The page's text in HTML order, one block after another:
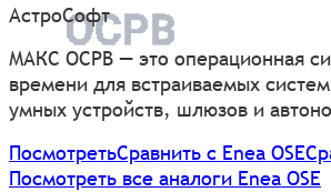
АстроСофт
МАКС ОСРВ — это операционная
времени для встраиваемых
умных устройств, шлюзов и
ПосмотретьСравнить с Enea OSE
Посмотреть все аналоги Enea OSE